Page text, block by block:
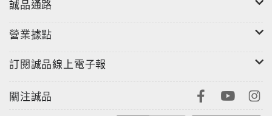
誠品通路
營業據點
訂閱誠品線上電子報
關注誠品